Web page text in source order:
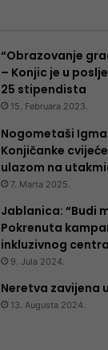
“Obrazovanje
– Konjic je u
25 ​​stipendista
15. Februara 2023.
Nogometaši
Konjičanke
ulazom na
7. Marta 2025.
Jablanica: “Budi
Pokrenuta
inkluzivnog
9. Jula 2024.
Neretva zavijena
13. Augusta 2024.